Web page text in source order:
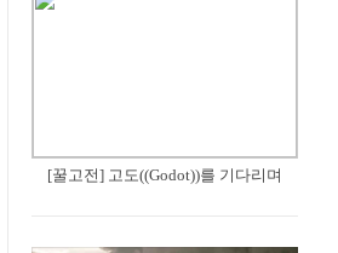
[꿀고전] 고도((Godot))를 기다리며